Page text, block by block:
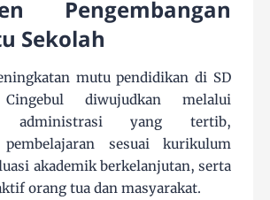
Pengembangan
Sekolah
mutu pendidikan di SD
diwujudkan melalui
administrasi yang tertib,
pembelajaran sesuai kurikulum
akademik berkelanjutan, serta
orang tua dan masyarakat.